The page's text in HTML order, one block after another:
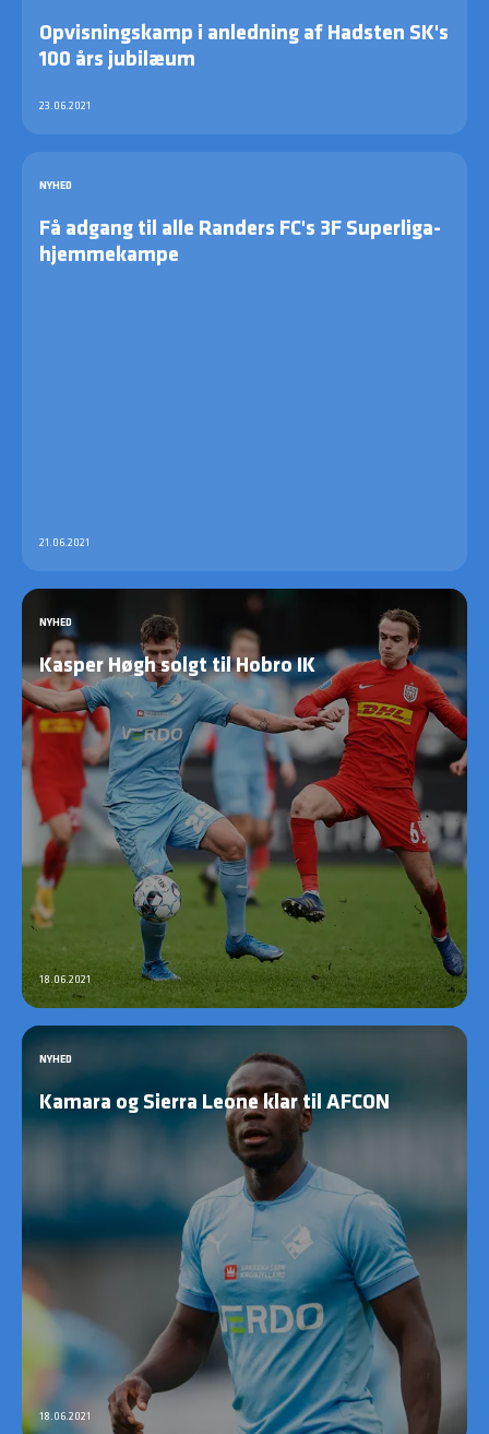
Opvisningskamp i anledning af Hadsten SK's
100 års jubilæum
23.06.2021
NYHED
Få adgang til alle Randers FC's 3F Superliga-
hjemmekampe
21.06.2021
NYHED
Kasper Høgh solgt til Hobro IK
18.06.2021
NYHED
Kamara og Sierra Leone klar til AFCON
18.06.2021